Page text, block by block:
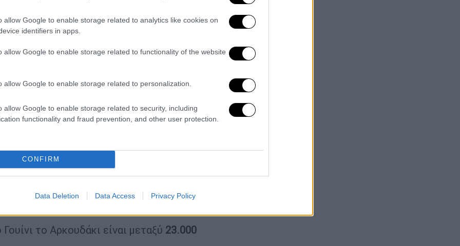
allow Google to enable storage related to analytics like cookies on
identifiers in apps.
allow Google to enable storage related to functionality of the website
allow Google to enable storage related to personalization.
allow Google to enable storage related to security, including
functionality and fraud prevention, and other user protection.
CONFIRM
Data Deletion Data Access Privacy Policy
μόλις πρόσφαταμετά από
ήθελαν να εκτιμήσουν την περιουσία
Φόιλ, ο οποίος ήταν συνιδρυτής του
το Αρκουδάκι είναι μεταξύ 23.000